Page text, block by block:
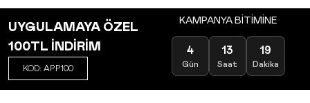
UYGULAMAYA ÖZEL
100TL İNDİRİM
KOD: APP100
KAMPANYA BİTİMİNE
4
Gün
13
Saat
19
Dakika